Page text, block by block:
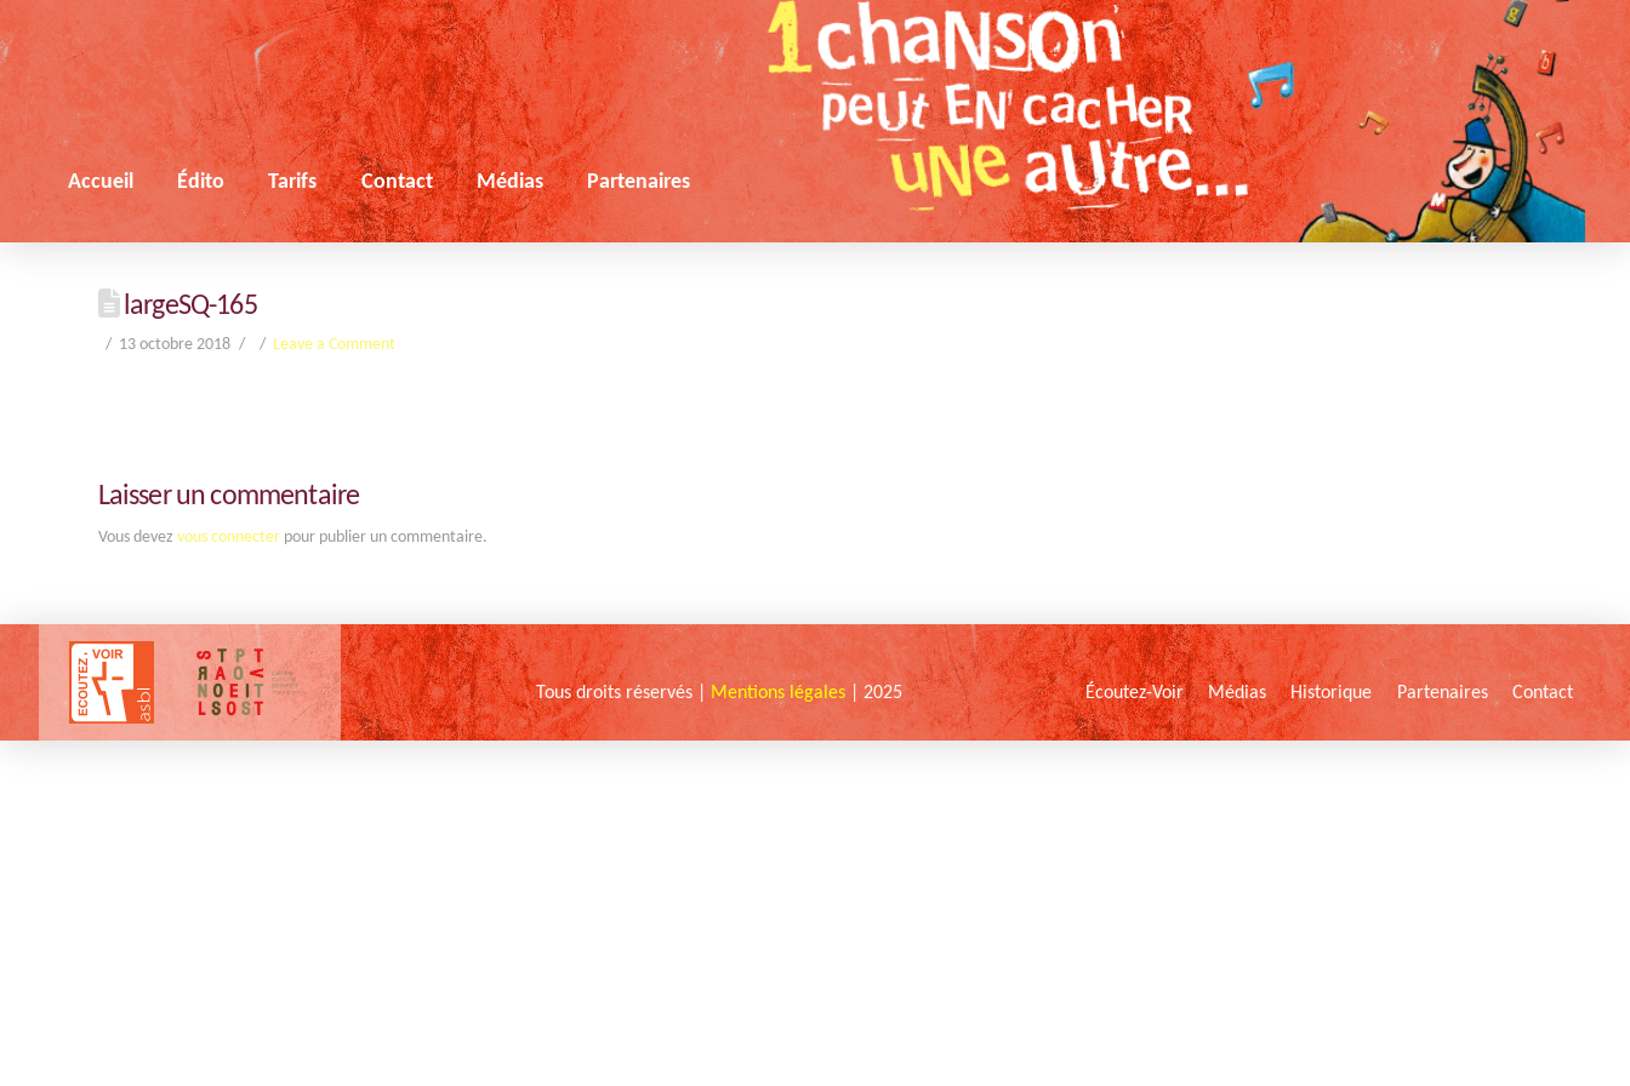
Accueil Édito Tarifs Contact Médias Partenaires
largeSQ-165
13 octobre 2018 Leave a Comment
Laisser un commentaire
Vous devez vous connecterpour publier un commentaire.
Tous droits réservés | Mentions légales | 2025 Écoutez-Voir Médias Historique Partenaires Contact